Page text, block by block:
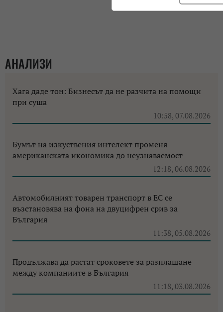
АНАЛИЗИ
Хага даде тон: Бизнесът да не разчита на помощи
при суша
10:58, 07.08.2026
Бумът на изкуствения интелект променя
американската икономика до неузнаваемост
12:18, 06.08.2026
Автомобилният товарен транспорт в ЕС се
възстановява на фона на двуцифрен срив за
България
11:38, 05.08.2026
Продължава да растат сроковете за разплащане
между компаниите в България
11:18, 03.08.2026